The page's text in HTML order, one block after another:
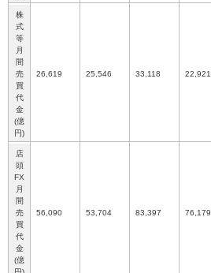
株
式
等
月
間
売
買
代
金
(億
円)
26,619 25,546 33,118 22,921
店
頭
FX
月
間
売
買
代
金
(億
56,090 53,704 83,397 76,179